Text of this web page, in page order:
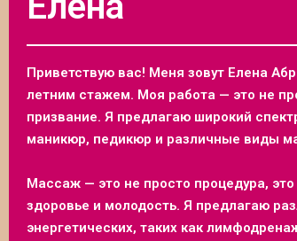
Приветствую вас! Меня зовут Елена
летним стажем. Моя работа — это не
призвание. Я предлагаю широкий
маникюр, педикюр и различные виды
Массаж — это не просто процедура,
здоровье и молодость. Я предлагаю
энергетических, таких как